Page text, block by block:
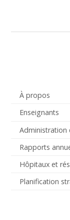
À propos
Enseignants
Administration
Rapports
Hôpitaux et
Planification